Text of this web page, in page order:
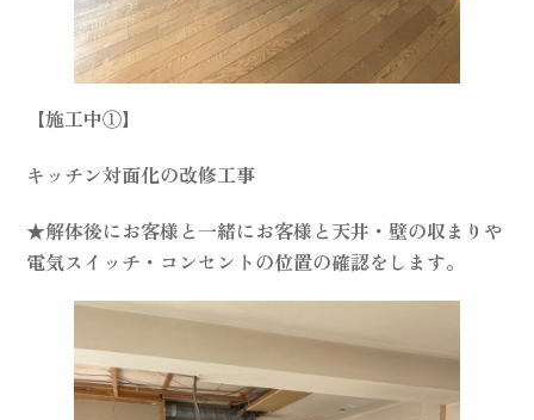
【施工中①】
キッチン対面化の改修工事
★解体後にお客様と一緒にお客様と天井・壁の収まりや
電気スイッチ・コンセントの位置の確認をします。